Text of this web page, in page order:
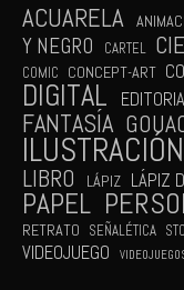
ACUARELA
Y NEGRO
CARTEL
COMIC CONCEPT-ART
DIGITAL
FANTASÍA
ILUSTRACIÓN
LIBRO LÁPIZ LÁPIZ
PAPEL
RETRATO SEÑALÉTICA
VIDEOJUEGO